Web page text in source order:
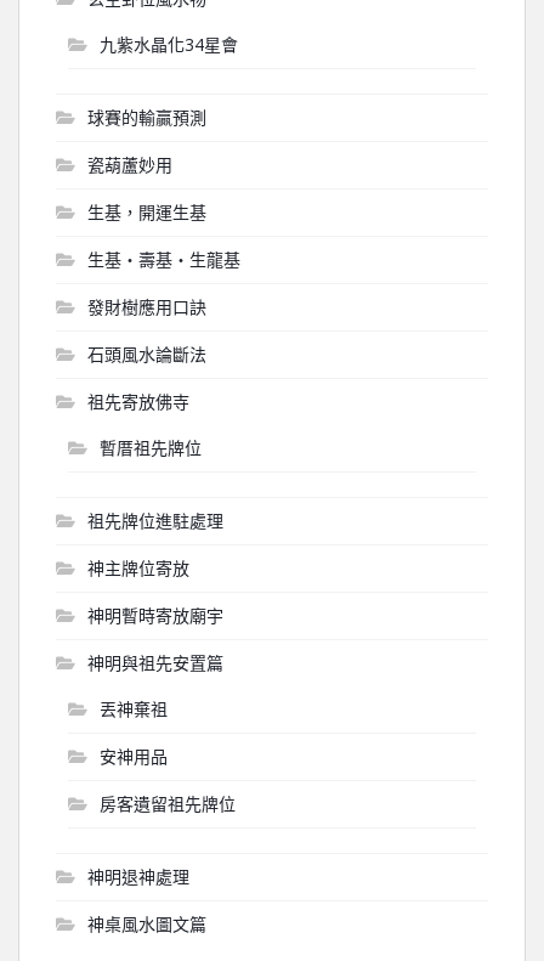
九紫水晶化34星會
球賽的輸贏預測
瓷葫蘆妙用
生基，開運生基
生基‧壽基‧生龍基
發財樹應用口訣
石頭風水論斷法
祖先寄放佛寺
暫厝祖先牌位
祖先牌位進駐處理
神主牌位寄放
神明暫時寄放廟宇
神明與祖先安置篇
丟神棄祖
安神用品
房客遺留祖先牌位
神明退神處理
神桌風水圖文篇